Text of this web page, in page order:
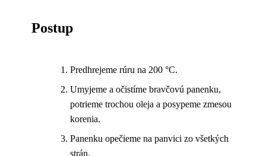
Postup
Predhrejeme rúru na 200 °C.
Umyjeme a očistíme bravčovú panenku,
potrieme trochou oleja a posypeme zmesou
korenia.
Panenku opečieme na panvici zo všetkých
strán.